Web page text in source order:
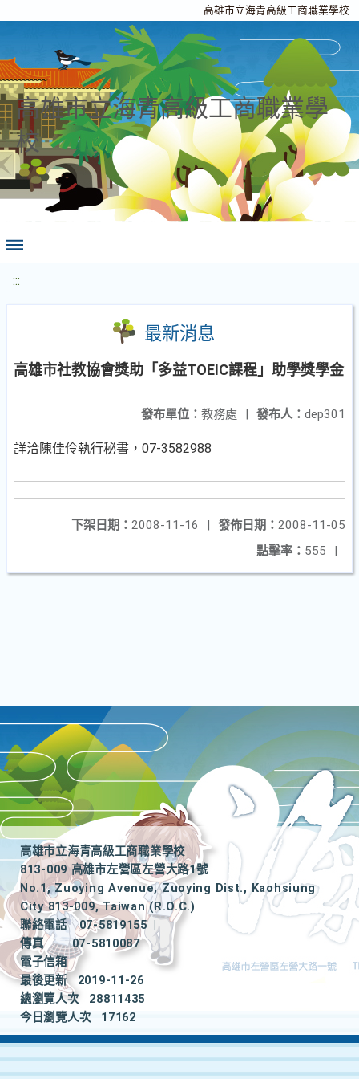
高雄市立海青高級工商職業學校
高雄市立海青高級工商職業學
校
:::
最新消息
高雄市社教協會獎助「多益TOEIC課程」助學獎學金
發布人： dep301
發布單位： 教務處 |
詳洽陳佳伶執行秘書，07-3582988
發佈日期： 2008-11-05
下架日期： 2008-11-16
|
點擊率： 555 |
高雄市立海青高級工商職業學校
813-009 高雄市左營區左營大路1號
No.1, Zuoying Avenue, Zuoying Dist., Kaohsiung
City 813-009, Taiwan (R.O.C.)
聯絡電話
07-5819155
|
傳真
07-5810087
電子信箱
最後更新
2019-11-26
總瀏覽人次
28811435
今日瀏覽人次
17162